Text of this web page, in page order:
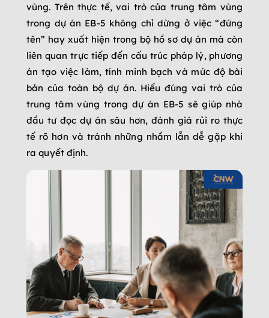
vùng. Trên thực tế, vai trò của trung tâm vùng
trong dự án EB-5 không chỉ dừng ở việc “đứng
tên” hay xuất hiện trong bộ hồ sơ dự án mà còn
liên quan trực tiếp đến cấu trúc pháp lý, phương
án tạo việc làm, tính minh bạch và mức độ bài
bản của toàn bộ dự án. Hiểu đúng vai trò của
trung tâm vùng trong dự án EB-5 sẽ giúp nhà
đầu tư đọc dự án sâu hơn, đánh giá rủi ro thực
tế rõ hơn và tránh những nhầm lẫn dễ gặp khi
ra quyết định.